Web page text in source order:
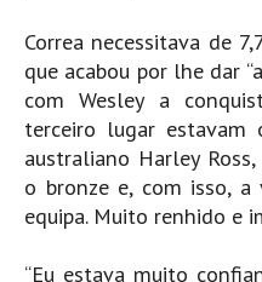
Internacionais
Exclusivas
Perfil da semana
Análises
Podcast Pulsar do Surf
Correa necessitava de
que acabou por lhe dar
com Wesley a
terceiro lugar estavam
australiano Harley
o bronze e, com isso,
equipa. Muito renhido e
“Eu estava muito